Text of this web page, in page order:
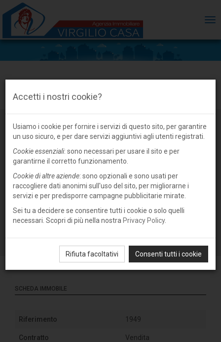
Accetti i nostri cookie?
Usiamo i cookie per fornire i servizi di questo sito, per garantire
un uso sicuro, e per dare servizi aggiuntivi agli utenti registrati.
Cookie essenziali: sono necessari per usare il sito e per
garantirne il corretto funzionamento.
Cookie di altre aziende: sono opzionali e sono usati per
raccogliere dati anonimi sull'uso del sito, per migliorarne i
servizi e per predisporre campagne pubblicitarie mirate.
Sei tu a decidere se consentire tutti i cookie o solo quelli
necessari. Scopri di più nella nostra Privacy Policy.
Rifiuta facoltativi Consenti tutti i cookie
Villa in vendita a Suzzara, centro
SCHEDA IMMOBILE
Riferimento 1949
Contratto Vendita